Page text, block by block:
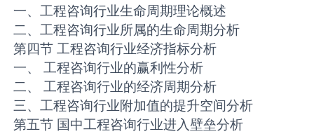
一、工程咨询行业生命周期理论概述
二、工程咨询行业所属的生命周期分析
第四节 工程咨询行业经济指标分析
一、 工程咨询行业的赢利性分析
二、 工程咨询行业的经济周期分析
三、工程咨询行业附加值的提升空间分析
第五节 国中工程咨询行业进入壁垒分析